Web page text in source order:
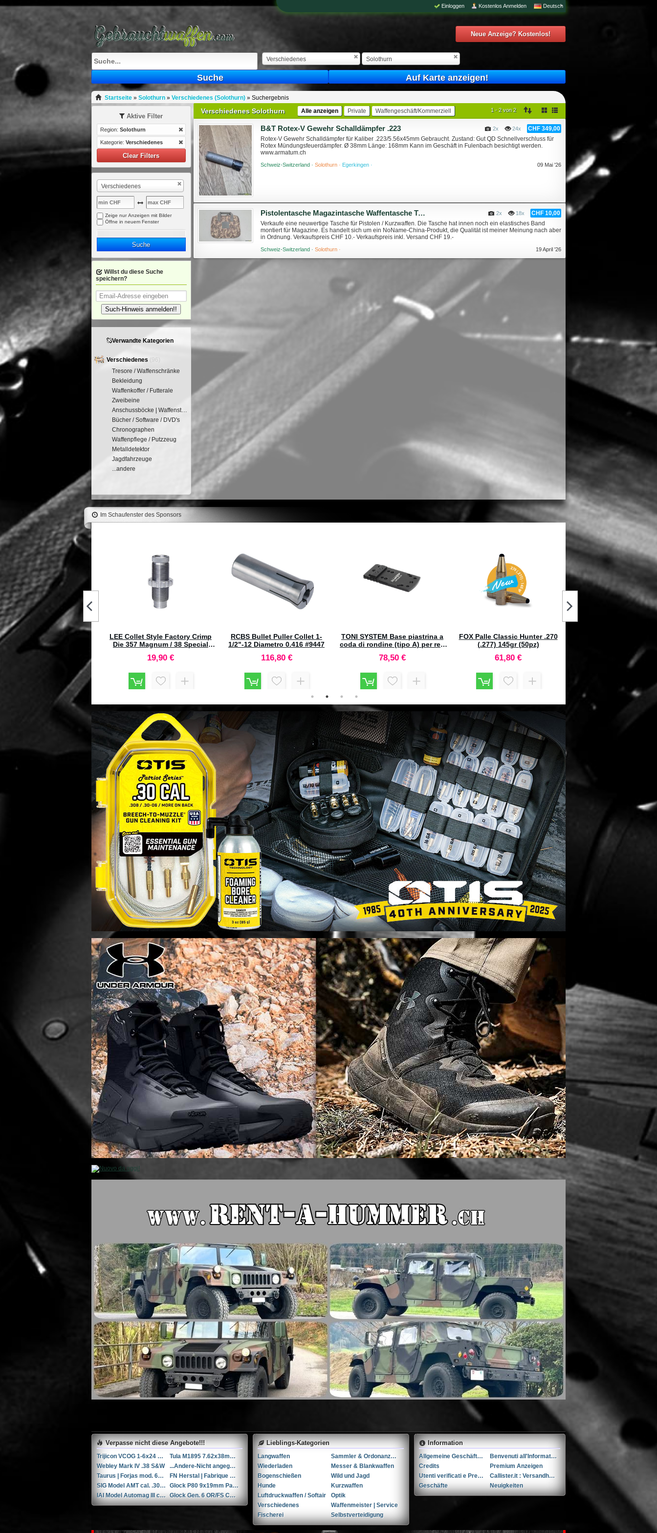
Deutsch
Kostenlos Anmelden
Einloggen
Neue Anzeige? Kostenlos!
Verschiedenes Solothurn
Suche Auf Karte anzeigen!
Startseite» Solothurn» Verschiedenes (Solothurn)» Suchergebnis
Verschiedenes Solothurn Alle anzeigen Private Waffengeschäft/Kommerziell 1 - 2 von 2
B&T Rotex-V Gewehr Schalldämpfer .223 CHF 349,00
24x
2x
Rotex-V Gewehr Schalldämpfer für Kaliber .223/5.56x45mm Gebraucht. Zustand: Gut QD Schnellverschluss für
Rotex Mündungsfeuerdämpfer. Ø 38mm Länge: 168mm Kann im Geschäft in Fulenbach besichtigt werden.
www.armatum.ch
Schweiz-Switzerland ·Solothurn · Egerkingen · 09 Mai '26
Pistolentasche Magazintasche Waffentasche Tasche CHF 10,00
18x
2x
Verkaufe eine neuwertige Tasche für Pistolen / Kurzwaffen. Die Tasche hat innen noch ein elastisches Band
montiert für Magazine. Es handelt sich um ein NoName-China-Produkt, die Qualität ist meiner Meinung nach aber
in Ordnung. Verkaufspreis CHF 10.- Verkaufspreis inkl. Versand CHF 19.-
Schweiz-Switzerland ·Solothurn · 19 April '26
Aktive Filter
Region: Solothurn
Kategorie: Verschiedenes
Clear Filters
Verschiedenes
Zeige nur Anzeigen mit Bilder
Öffne in neuem Fenster
Suche
Willst du diese Suche
speichern?
Such-Hinweis anmelden!!
Verwandte Kategorien
Verschiedenes (96)
Tresore / Waffenschränke
Bekleidung
Waffenkoffer / Futterale
Zweibeine
Anschussböcke | Waffenstütze
Bücher / Software / DVD's
Chronographen
Waffenpflege / Putzzeug
Metalldetektor
Jagdfahrzeuge
...andere
Im Schaufenster des Sponsors
Palle Classic Hunter .270
(.277) 145gr (50pz)
100 Large #9581
27,00 €
Verpasse nicht diese Angebote!!!
Trijicon VCOG 1-6x24 LED-Zielfernrohr mit Absehen für .223 Remington / 77 gr.
Tula M1895 7.62x38mmR / 7.62x38mm Nagant
Webley Mark IV .38 S&W
...Andere-Nicht angegeben W+F Raketenpistole 1917/1934 kal. 34mm ...Andere/Nicht angegeben
Taurus | Forjas mod. 66 6'' .357 Magnum / 9x31mmR /.353 Casull
FN Herstal | Fabrique Nationale 1910 + holster & 3 mags. .32 ACP / 7.65x17mm Browning SR
SIG Model AMT cal. .308Win
Glock P80 9x19mm Parabellum/Luger/NATO
IAI Model Automag III cal. .30 Carbine (.30M1)
Glock Gen. 6 OR/FS Combo COA DC8 9x19mm Parabellum/Luger/NATO
Lieblings-Kategorien
Langwaffen
Sammler & Ordonanzwaffen
Wiederladen
Messer & Blankwaffen
Bogenschießen
Wild und Jagd
Hunde
Kurzwaffen
Luftdruckwaffen / Softair
Optik
Verschiedenes
Waffenmeister | Service
Fischerei
Selbstverteidigung
Information
Allgemeine Geschäftsbedingungen (AGB)s
Benvenuti all'Informativa sulla Privacy
Credits
Premium Anzeigen
Utenti verificati e Premium
Callister.it : Versandhandel seit 2002
Geschäfte
Neuigkeiten